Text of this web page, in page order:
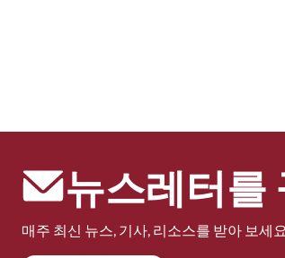
뉴스레터를
매주 최신 뉴스, 기사, 리소스를 받아 보세